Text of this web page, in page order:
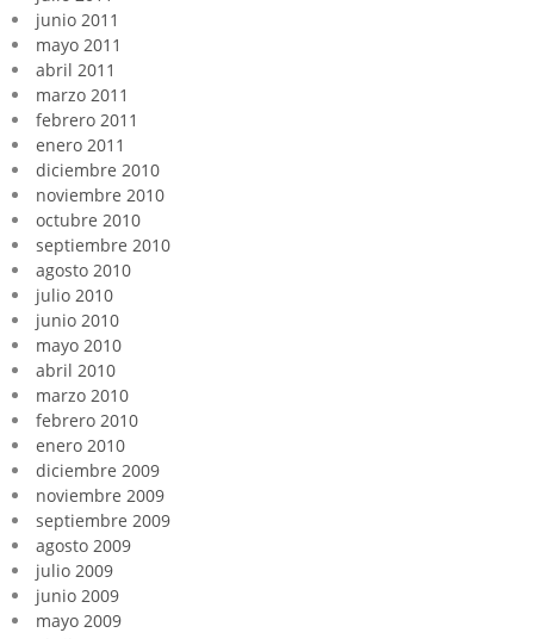
junio 2011
mayo 2011
abril 2011
marzo 2011
febrero 2011
enero 2011
diciembre 2010
noviembre 2010
octubre 2010
septiembre 2010
agosto 2010
julio 2010
junio 2010
mayo 2010
abril 2010
marzo 2010
febrero 2010
enero 2010
diciembre 2009
noviembre 2009
septiembre 2009
agosto 2009
julio 2009
junio 2009
mayo 2009